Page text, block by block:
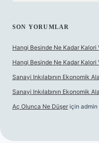
SON YORUMLAR
Hangi Besinde Ne Kadar Kalori
Hangi Besinde Ne Kadar Kalori
Sanayi Inkılabının Ekonomik
Sanayi Inkılabının Ekonomik
Aç Olunca Ne Düşer için admin